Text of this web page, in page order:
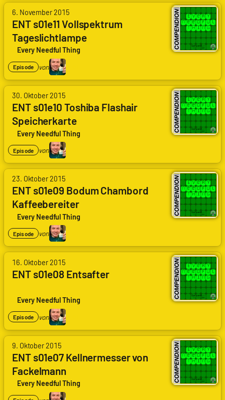
6. November 2015
ENT s01e11 Vollspektrum
Tageslichtlampe
Every Needful Thing
Episode von
von
Arne
Ruddat
Codenaga,
Daniel
Du
30. Oktober 2015
ENT s01e10 Toshiba Flashair
Speicherkarte
Every Needful Thing
Episode von
von
Arne
Ruddat
Codenaga,
Daniel
Du
23. Oktober 2015
ENT s01e09 Bodum Chambord
Kaffeebereiter
Every Needful Thing
Episode von
von
Arne
Ruddat
Codenaga,
Daniel
Du
16. Oktober 2015
ENT s01e08 Entsafter
Every Needful Thing
Episode von
von
Arne
Ruddat
Daniel
Du
9. Oktober 2015
ENT s01e07 Kellnermesser von
Fackelmann
Every Needful Thing
von
Arne
Ruddat
Codenaga,
Daniel